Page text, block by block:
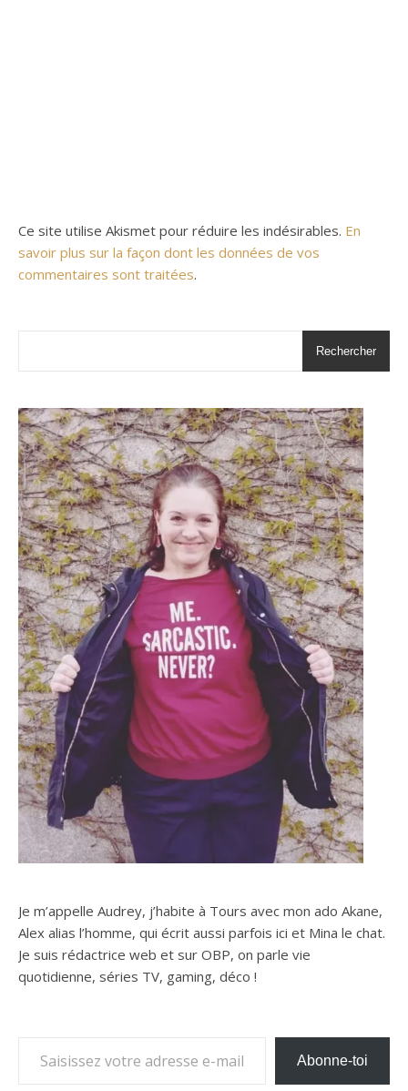
Ce site utilise Akismet pour réduire les indésirables. En
savoir plus sur la façon dont les données de vos
commentaires sont traitées.
Rechercher
Je m’appelle Audrey, j’habite à Tours avec mon ado Akane,
Alex alias l’homme, qui écrit aussi parfois ici et Mina le chat.
Je suis rédactrice web et sur OBP, on parle vie
quotidienne, séries TV, gaming, déco !
Abonne-toi